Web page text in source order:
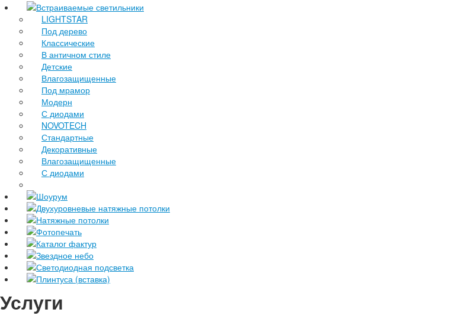
Встраиваемые светильники
LIGHTSTAR
Под дерево
Классические
В античном стиле
Детские
Влагозащищенные
Под мрамор
Модерн
С диодами
NOVOTECH
Стандартные
Декоративные
Влагозащищенные
С диодами
Шоурум
Двухуровневые натяжные потолки
Натяжные потолки
Фотопечать
Каталог фактур
Звездное небо
Светодиодная подсветка
Плинтуса (вставка)
Услуги